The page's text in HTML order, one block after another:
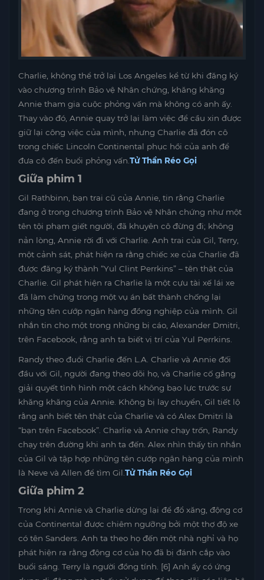
Charlie, không thể trở lại Los Angeles kể từ khi đăng ký
vào chương trình Bảo vệ Nhân chứng, khăng khăng
Annie tham gia cuộc phỏng vấn mà không có anh ấy.
Thay vào đó, Annie quay trở lại làm việc để cầu xin được
giữ lại công việc của mình, nhưng Charlie đã đón cô
trong chiếc Lincoln Continental phục hồi của anh để
đưa cô đến buổi phỏng vấn. Tử Thần Réo Gọi
Giữa phim 1
Gil Rathbinn, bạn trai cũ của Annie, tin rằng Charlie
đang ở trong chương trình Bảo vệ Nhân chứng như một
tên tội phạm giết người, đã khuyên cô đừng đi; không
nản lòng, Annie rời đi với Charlie. Anh trai của Gil, Terry,
một cảnh sát, phát hiện ra rằng chiếc xe của Charlie đã
được đăng ký thành “Yul Clint Perrkins” – tên thật của
Charlie. Gil phát hiện ra Charlie là một cựu tài xế lái xe
đã làm chứng trong một vụ án bất thành chống lại
những tên cướp ngân hàng đồng nghiệp của mình. Gil
nhắn tin cho một trong những bị cáo, Alexander Dmitri,
trên Facebook, rằng anh ta biết vị trí của Yul Perrkins.
Randy theo đuổi Charlie đến L.A. Charlie và Annie đối
đầu với Gil, người đang theo dõi họ, và Charlie cố gắng
giải quyết tình hình một cách không bạo lực trước sự
khăng khăng của Annie. Không bị lay chuyển, Gil tiết lộ
rằng anh biết tên thật của Charlie và có Alex Dmitri là
“bạn trên Facebook”. Charlie và Annie chạy trốn, Randy
chạy trên đường khi anh ta đến. Alex nhìn thấy tin nhắn
của Gil và tập hợp những tên cướp ngân hàng của mình
là Neve và Allen để tìm Gil. Tử Thần Réo Gọi
Giữa phim 2
Trong khi Annie và Charlie dừng lại để đổ xăng, động cơ
của Continental được chiêm ngưỡng bởi một thợ độ xe
có tên Sanders. Anh ta theo họ đến một nhà nghỉ và họ
phát hiện ra rằng động cơ của họ đã bị đánh cắp vào
buổi sáng. Terry là người đồng tính. [6] Anh ấy có ứng